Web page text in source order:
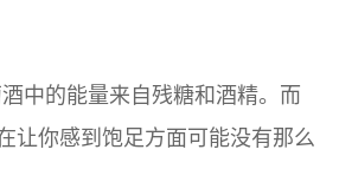
中的能量来自残糖和酒精。而
让你感到饱足方面可能没有那么